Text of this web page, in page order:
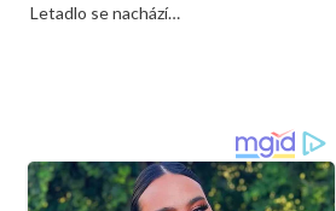
Letadlo se nachází…